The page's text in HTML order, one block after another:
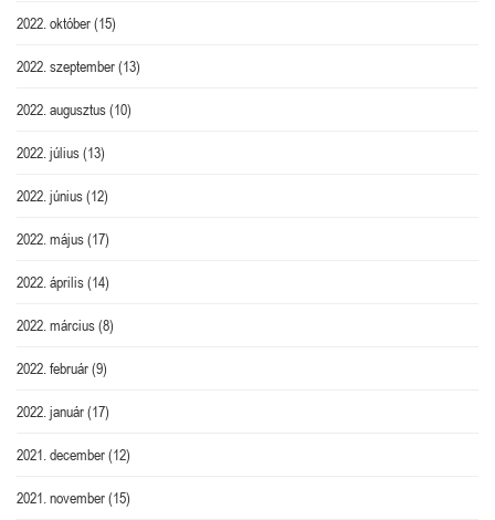
2022. október(15)
2022. szeptember(13)
2022. augusztus(10)
2022. július(13)
2022. június(12)
2022. május(17)
2022. április(14)
2022. március(8)
2022. február(9)
2022. január(17)
2021. december(12)
2021. november(15)